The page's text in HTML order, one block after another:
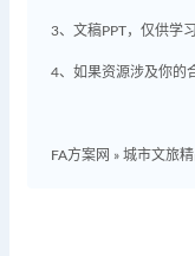
3、文稿PPT，仅供学
4、如果资源涉及你的
FA方案网 » 城市文旅